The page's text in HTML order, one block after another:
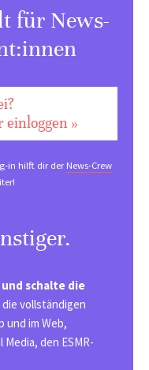
für News-
einloggen »
in hilft dir derNews-Crew
schalte die
vollständigen
und im Web,
den ESMR-